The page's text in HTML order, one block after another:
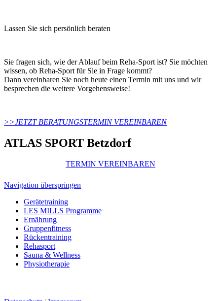
Lassen Sie sich persönlich beraten
Sie fragen sich, wie der Ablauf beim Reha-Sport ist? Sie möchten
wissen, ob Reha-Sport für Sie in Frage kommt?
Dann vereinbaren Sie noch heute einen Termin mit uns und wir
besprechen die weitere Vorgehensweise!
>>JETZT BERATUNGSTERMIN VEREINBAREN
ATLAS SPORT Betzdorf
TERMIN VEREINBAREN
Navigation überspringen
Gerätetraining
LES MILLS Programme
Ernährung
Gruppenfitness
Rückentraining
Rehasport
Sauna & Wellness
Physiotherapie